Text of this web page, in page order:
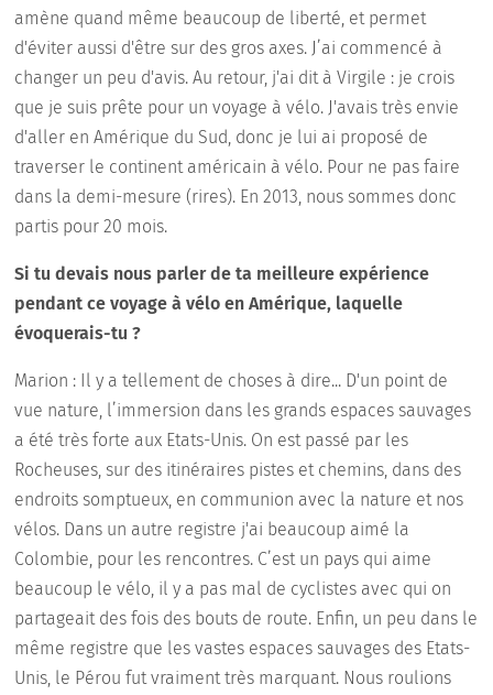
amène quand même beaucoup de liberté, et permet
d'éviter aussi d'être sur des gros axes. J’ai commencé à
changer un peu d'avis. Au retour, j'ai dit à Virgile : je crois
que je suis prête pour un voyage à vélo. J'avais très envie
d'aller en Amérique du Sud, donc je lui ai proposé de
traverser le continent américain à vélo. Pour ne pas faire
dans la demi-mesure (rires). En 2013, nous sommes donc
partis pour 20 mois.
Si tu devais nous parler de ta meilleure expérience
pendant ce voyage à vélo en Amérique, laquelle
évoquerais-tu ?
Marion : Il y a tellement de choses à dire... D'un point de
vue nature, l’immersion dans les grands espaces sauvages
a été très forte aux Etats-Unis. On est passé par les
Rocheuses, sur des itinéraires pistes et chemins, dans des
endroits somptueux, en communion avec la nature et nos
vélos. Dans un autre registre j'ai beaucoup aimé la
Colombie, pour les rencontres. C’est un pays qui aime
beaucoup le vélo, il y a pas mal de cyclistes avec qui on
partageait des fois des bouts de route. Enfin, un peu dans le
même registre que les vastes espaces sauvages des Etats-
Unis, le Pérou fut vraiment très marquant. Nous roulions